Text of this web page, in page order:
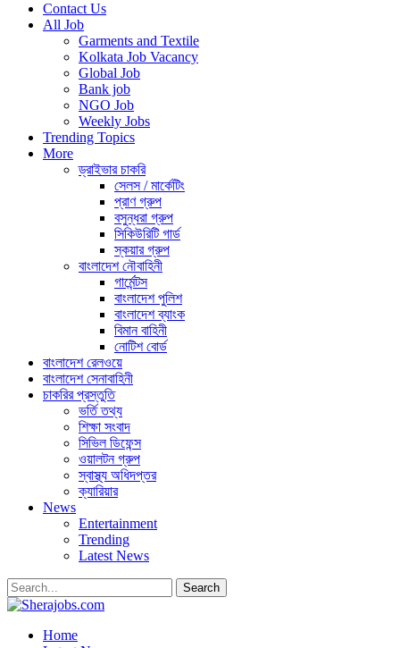
Contact Us
All Job
Garments and Textile
Kolkata Job Vacancy
Global Job
Bank job
NGO Job
Weekly Jobs
Trending Topics
More
ড্রাইভার চাকরি
সেলস / মার্কেটিং
প্রাণ গ্রুপ
বসুন্ধরা গ্রুপ
সিকিউরিটি গার্ড
স্কয়ার গ্রুপ
বাংলাদেশ নৌবাহিনী
গার্মেন্টস
বাংলাদেশ পুলিশ
বাংলাদেশ ব্যাংক
বিমান বাহিনী
নোটিশ বোর্ড
বাংলাদেশ রেলওয়ে
বাংলাদেশ সেনাবাহিনী
চাকরির প্রস্তুতি
ভর্তি তথ্য
শিক্ষা সংবাদ
সিভিল ডিফেন্স
ওয়ালটন গ্রুপ
স্বাস্থ্য অধিদপ্তর
ক্যারিয়ার
News
Entertainment
Trending
Latest News
Home